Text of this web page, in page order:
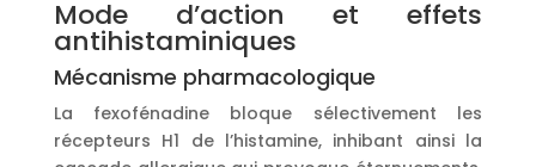
Mode d’action et effets
antihistaminiques
Mécanisme pharmacologique
La fexofénadine bloque sélectivement les
récepteurs H1 de l’histamine, inhibant ainsi la